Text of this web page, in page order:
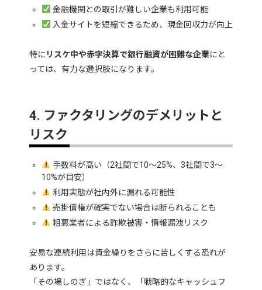
金融機関との取引が難しい企業も利用可能
入金サイトを短縮できるため、現金回収力が向上
特に リスケ中や赤字決算で銀行融資が困難な企業にと
っては、有力な選択肢になります。
4. ファクタリングのデメリットと
リスク
手数料が高い（2社間で10～25%、3社間で3～
10%が目安）
利用実態が社内外に漏れる可能性
売掛債権が確実でない場合は断られることも
粗悪業者による詐欺被害・情報漏洩リスク
安易な連続利用は資金繰りをさらに苦しくする恐れが
あります。
「その場しのぎ」ではなく、「戦略的なキャッシュフ